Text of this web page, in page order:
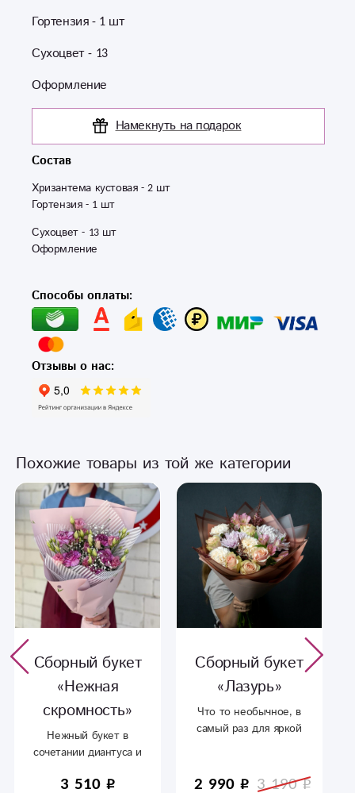
Гортензия - 1 шт
Сухоцвет - 13
Оформление
Намекнуть на подарок
Состав
Хризантема кустовая - 2 шт
Гортензия - 1 шт
Сухоцвет - 13 шт
Оформление
Способы оплаты:
Отзывы о нас:
Похожие товары из той же категории
Сборный букет
«Нежная
скромность»
Нежный букет в
сочетании диантуса и
оформление.
3 510
Сборный букет
«Лазурь»
Что то необычное, в
самый раз для яркой
2 990 3 190